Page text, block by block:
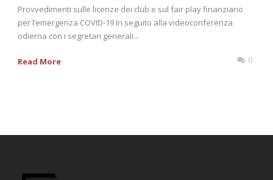
Provvedimenti sulle licenze dei club e sul fair play finanziario
per l’emergenza COVID-19 In seguito alla videoconferenza
odierna con i segretari generali...
Read More 0